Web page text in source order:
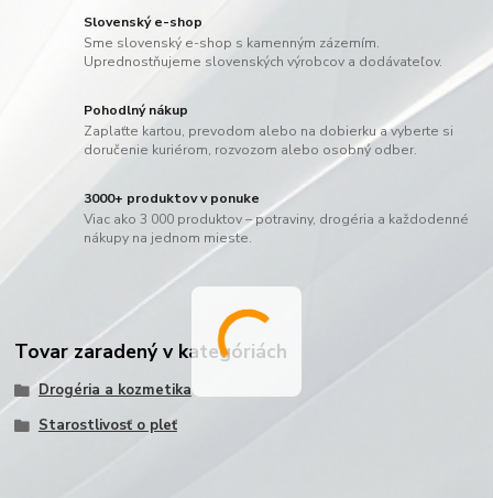
Slovenský e-shop
Sme slovenský e-shop s kamenným zázemím.
Uprednostňujeme slovenských výrobcov a dodávateľov.
Pohodlný nákup
Zaplaťte kartou, prevodom alebo na dobierku a vyberte si
doručenie kuriérom, rozvozom alebo osobný odber.
3000+ produktov v ponuke
Viac ako 3 000 produktov – potraviny, drogéria a každodenné
nákupy na jednom mieste.
Tovar zaradený v kategóriách
Drogéria a kozmetika
Starostlivosť o pleť